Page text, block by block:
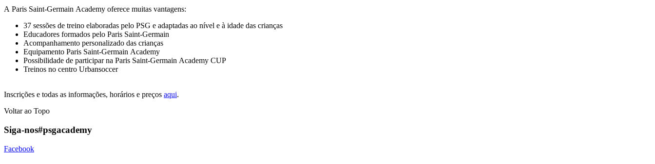
A Paris Saint-Germain Academy oferece muitas vantagens:
37 sessões de treino elaboradas pelo PSG e adaptadas ao nível e à idade das crianças
Educadores formados pelo Paris Saint-Germain
Acompanhamento personalizado das crianças
Equipamento Paris Saint-Germain Academy
Possibilidade de participar na Paris Saint-Germain Academy CUP
Treinos no centro Urbansoccer
Inscrições e todas as informações, horários e preços aqui.
Voltar ao Topo
Siga-nos#psgacademy
Facebook